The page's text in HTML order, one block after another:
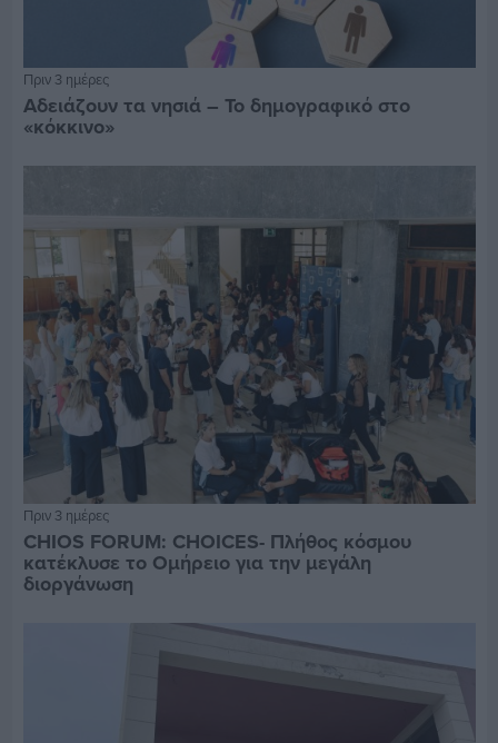
Πριν 3 ημέρες
Αδειάζουν τα νησιά – Το δημογραφικό στο
«κόκκινο»
Πριν 3 ημέρες
CHIOS FORUM: CHOICES- Πλήθος κόσμου
κατέκλυσε το Ομήρειο για την μεγάλη
διοργάνωση